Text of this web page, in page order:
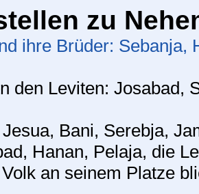
zu
ihre Brüder: Sebanja,
den Leviten: Josabad,
Bani, Serebja,
Hanan, Pelaja, die
an seinem Platze